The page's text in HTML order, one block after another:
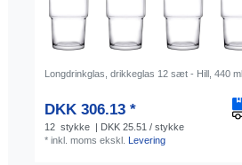
Longdrinkglas, drikkeglas 12 sæt - Hill, 440 ml
DKK 306.13 *
12 stykke
| DKK 25.51 / stykke
*inkl. moms ekskl. Levering